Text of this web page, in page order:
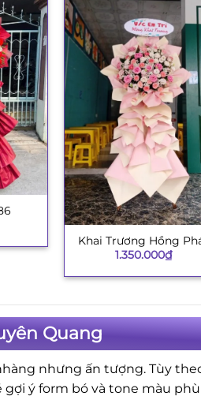
+
Khai Trương Hồng
1.350.000₫
Quang
nhưng ấn tượng. Tùy
ý form bó và tone màu